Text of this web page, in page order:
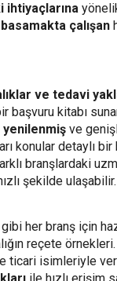
ihtiyaçlarına
çalışan
ve tedavi
başvuru kitabı
ve
konular detaylı bir
branşlardaki
şekilde ulaşabilir.
gibi her branş için
reçete örnekleri.
isimleriyle